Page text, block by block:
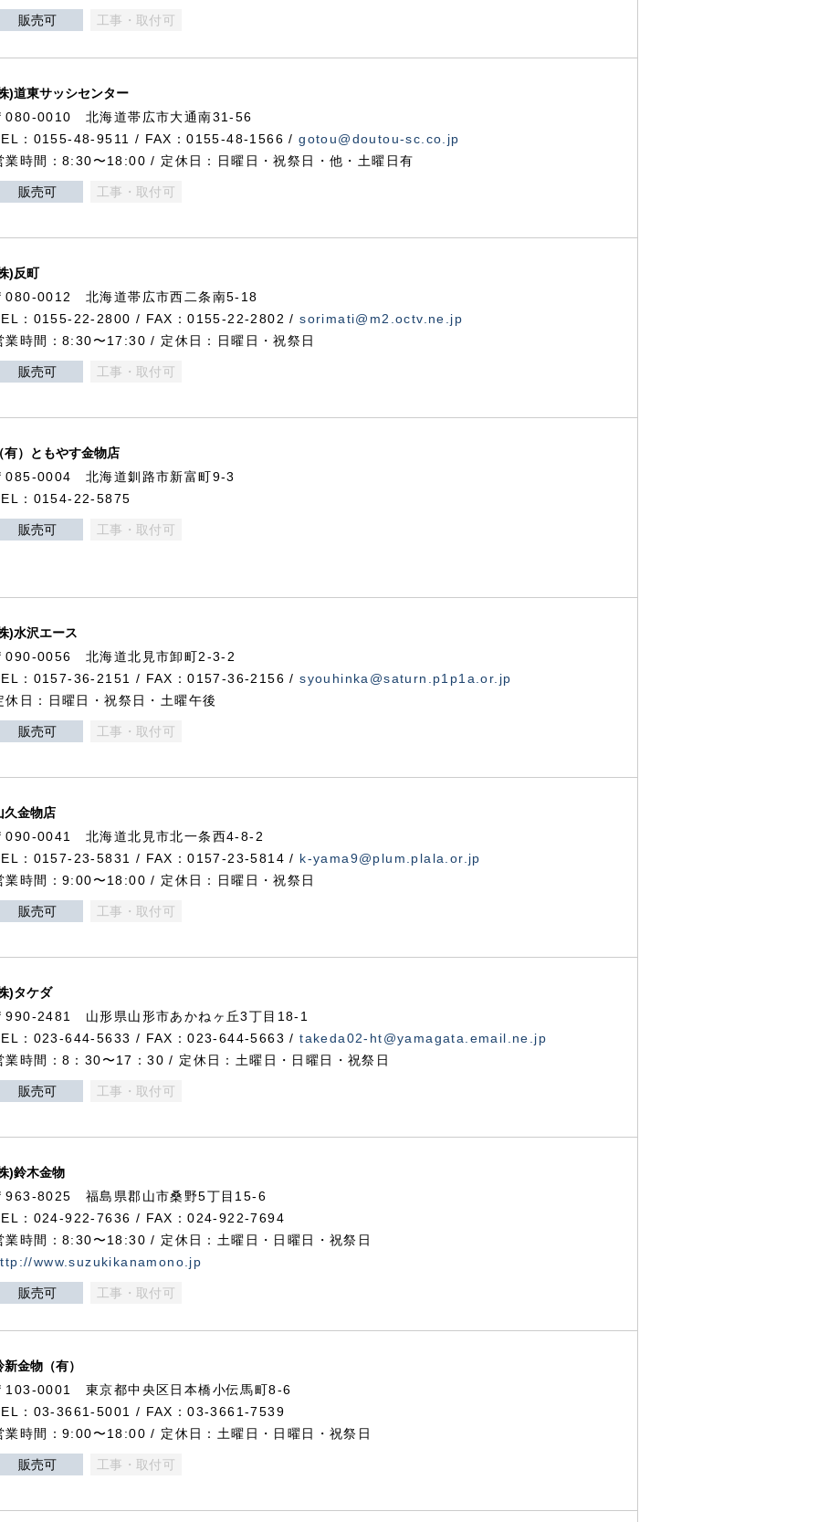
販売可 工事・取付可
)道東サッシセンター
080-0010 北海道帯広市大通南31-56
：0155-48-9511 / FAX：0155-48-1566 /gotou@doutou-sc.co.jp
業時間：8:30〜18:00 / 定休日：日曜日・祝祭日・他・土曜日有
販売可 工事・取付可
)反町
080-0012 北海道帯広市西二条南5-18
：0155-22-2800 / FAX：0155-22-2802 /sorimati@m2.octv.ne.jp
業時間：8:30〜17:30 / 定休日：日曜日・祝祭日
販売可 工事・取付可
有）ともやす金物店
085-0004 北海道釧路市新富町9-3
：0154-22-5875
販売可 工事・取付可
)水沢エース
090-0056 北海道北見市卸町2-3-2
：0157-36-2151 / FAX：0157-36-2156 /syouhinka@saturn.p1p1a.or.jp
休日：日曜日・祝祭日・土曜午後
販売可 工事・取付可
久金物店
090-0041 北海道北見市北一条西4-8-2
：0157-23-5831 / FAX：0157-23-5814 / k-yama9@plum.plala.or.jp
業時間：9:00〜18:00 / 定休日：日曜日・祝祭日
販売可 工事・取付可
)タケダ
990-2481 山形県山形市あかねヶ丘3丁目18-1
：023-644-5633 / FAX：023-644-5663 /takeda02-ht@yamagata.email.ne.jp
業時間：8：30〜17：30 / 定休日：土曜日・日曜日・祝祭日
販売可 工事・取付可
)鈴木金物
963-8025 福島県郡山市桑野5丁目15-6
：024-922-7636 / FAX：024-922-7694
業時間：8:30〜18:30 / 定休日：土曜日・日曜日・祝祭日
www.suzukikanamono.jp
販売可 工事・取付可
新金物（有）
103-0001 東京都中央区日本橋小伝馬町8-6
：03-3661-5001 / FAX：03-3661-7539
業時間：9:00〜18:00 / 定休日：土曜日・日曜日・祝祭日
販売可 工事・取付可